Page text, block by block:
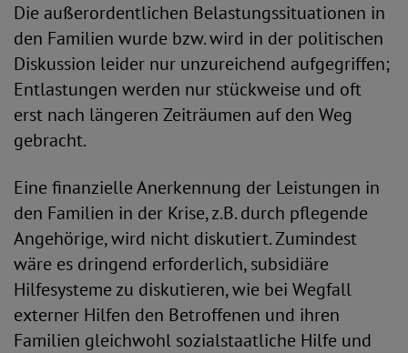
Die außerordentlichen Belastungssituationen in
den Familien wurde bzw. wird in der politischen
Diskussion leider nur unzureichend aufgegriffen;
Entlastungen werden nur stückweise und oft
erst nach längeren Zeiträumen auf den Weg
gebracht.
Eine finanzielle Anerkennung der Leistungen in
den Familien in der Krise, z.B. durch pflegende
Angehörige, wird nicht diskutiert. Zumindest
wäre es dringend erforderlich, subsidiäre
Hilfesysteme zu diskutieren, wie bei Wegfall
externer Hilfen den Betroffenen und ihren
Familien gleichwohl sozialstaatliche Hilfe und